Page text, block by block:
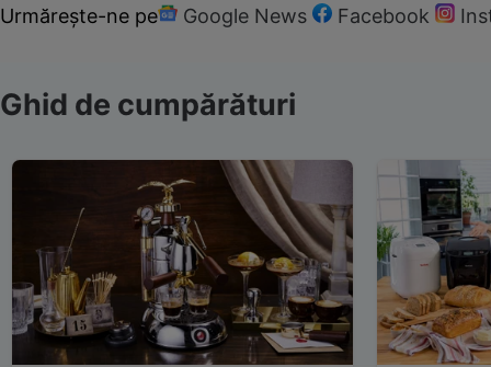
Urmărește-ne pe Google News Facebook
Ghid de cumpărături